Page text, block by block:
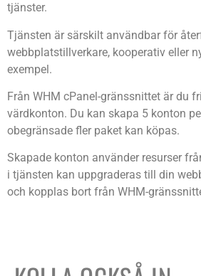
tjänster.
Tjänsten är särskilt användbar för
webbplatstillverkare, kooperativ eller
exempel.
Från WHM cPanel-gränssnittet är du
värdkonton. Du kan skapa 5 konton
obegränsade fler paket kan köpas.
Skapade konton använder resurser
i tjänsten kan uppgraderas till din
och kopplas bort från WHM-